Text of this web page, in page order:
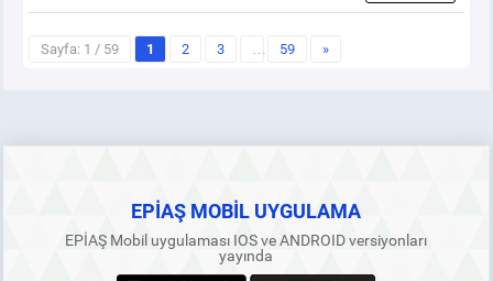
Sayfa: 1 / 59 1 2 3 … 59 »
EPİAŞ MOBİL UYGULAMA
EPİAŞ Mobil uygulaması IOS ve ANDROID versiyonları
yayında